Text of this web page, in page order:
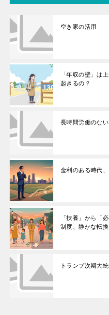
空き家の活用
「年収の壁」は
起きるの？
長時間労働のない
金利のある時代
「扶養」から「
制度、静かな転換
トランプ次期大